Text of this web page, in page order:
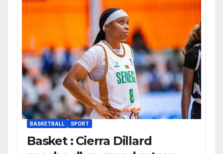
BASKETBALL SPORT
Basket : Cierra Dillard